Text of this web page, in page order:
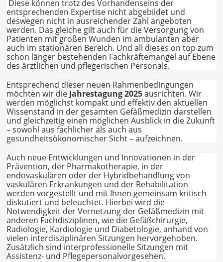
Diese können trotz des Vorhandenseins der
entsprechenden Expertise nicht abgebildet und
deswegen nicht in ausreichender Zahl angeboten
werden. Das gleiche gilt auch für die Versorgung von
Patienten mit großen Wunden im ambulanten aber
auch im stationären Bereich. Und all dieses on top zum
schon länger bestehenden Fachkräftemangel auf Ebene
des ärztlichen und pflegerischen Personals.
Entsprechend dieser neuen Rahmenbedingungen
möchten wir die Jahrestagung 2025ausrichten. Wir
werden möglichst kompakt und effektiv den aktuellen
Wissenstand in der gesamten Gefäßmedizin darstellen
und gleichzeitig einen möglichen Ausblick in die Zukunft
– sowohl aus fachlicher als auch aus
gesundheitsökonomischer Sicht – aufzeichnen.
Auch neue Entwicklungen und Innovationen in der
Prävention, der Pharmakotherapie, in der
endovaskulären oder der Hybridbehandlung von
vaskulären Erkrankungen und der Rehabilitation
werden vorgestellt und mit Ihnen gemeinsam kritisch
diskutiert und beleuchtet. Hierbei wird die
Notwendigkeit der Vernetzung der Gefäßmedizin mit
anderen Fachdisziplinen, wie die Gefäßchirurgie,
Radiologie, Kardiologie und Diabetologie, anhand von
vielen interdisziplinären Sitzungen hervorgehoben.
Zusätzlich sind interprofessionelle Sitzungen mit
Assistenz- und Pflegepersonalvorgesehen.